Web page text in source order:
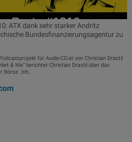
ATX dank sehr starker Andritz
Bundesfinanzierungsagentur zu
für Audio-CD.at von Christian Drastil
& Me“ berichtet Christian Drastil über das
Börse. Inh...